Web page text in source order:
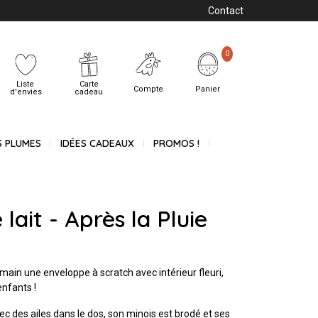
Contact
Liste
d'envies
Carte
cadeau
Compte Panier
0
PLUMES IDÉES CADEAUX PROMOS !
lait - Après la Pluie
une enveloppe à scratch avec intérieur fleuri,
!
des ailes dans le dos, son minois est brodé et ses